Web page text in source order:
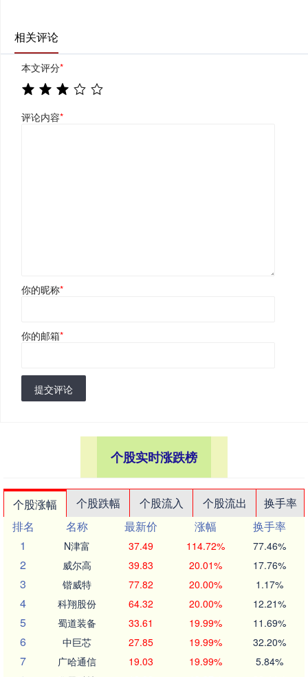
相关评论
本文评分*
评论内容*
你的昵称*
你的邮箱*
提交评论
个股实时涨跌榜
个股涨幅 个股跌幅 个股流入 个股流出
换手率
排名
名称 最新价 涨幅
换手率
1
N津富 37.49 114.72% 77.46%
2 威尔高 39.83 20.01% 17.76%
3 锴威特 77.82 20.00% 1.17%
4 科翔股份 64.32 20.00% 12.21%
5 蜀道装备 33.61 19.99% 11.69%
6 中巨芯 27.85 19.99% 32.20%
7 广哈通信 19.03 19.99% 5.84%